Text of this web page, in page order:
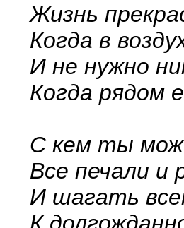
Жизнь
Когда в
И не нужно
Когда рядом
С кем ты
Все печали и
И шагать
К